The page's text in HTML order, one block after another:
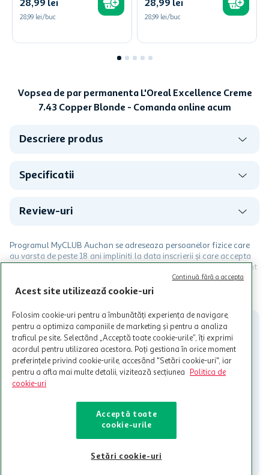
28,99 lei
28,99 lei/buc
28,99 lei
28,99 lei/buc
Vopsea de par permanenta L'Oreal Excellence Creme
7.43 Copper Blonde - Comanda online acum
Descriere produs
Specificatii
Review-uri
Programul MyCLUB Auchan se adreseaza persoanelor fizice care
au varsta de peste 18 ani impliniti la data inscrierii și care accepta
Termenele și Condițiile Programului. Ofertele MyCLUB Auchan sunt
valabile in limita stocurilor disponibile. Beneficiile se acorda in
limita a 12 unitati / card client o singura data in perioada promotiei.
participante și pentru acțiuni promotionale indicate de Auchan si
nu poate fi utilizat in legatura cu alti comercianți sau pentru alte
activitati in afara celor mentionate in Termene si Conditii. Auchan
nu raspunde pentru imposibilitatea utilizarii Cardului in perioada in
care aceste este suspendat sau in perioada in care sunt efectuate
intretineri sau reparatii tehnice la sistemul de utilizarea al Cardului.
CITESTE MAI MULT
Iti stam mereu la dispozitie.
021-9141 contact@auchan.ro
Acest site utilizează cookie-uri
Folosim cookie-uri pentru a îmbunătăți experiența de navigare,
pentru a optimiza campaniile de marketing și pentru a analiza
traficul pe site. Selectând „Acceptă toate cookie-urile”, îți exprimi
acordul pentru utilizarea acestora. Poți gestiona în orice moment
preferințele privind cookie-urile, accesând "Setări cookie-uri", iar
pentru a afla mai multe detalii, vizitează secțiunea
Politica de
cookie-uri
Acceptă toate
cookie-urile
Setări cookie-uri
Continuă fără a accepta